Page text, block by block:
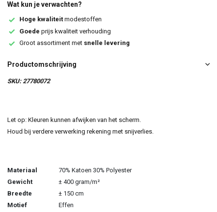
Wat kun je verwachten?
Hoge kwaliteit modestoffen
Goede prijs kwaliteit verhouding
Groot assortiment met snelle levering
Productomschrijving
SKU: 27780072
Let op: Kleuren kunnen afwijken van het scherm.
Houd bij verdere verwerking rekening met snijverlies.
Materiaal
70% Katoen 30% Polyester
Gewicht
± 400 gram/m²
Breedte
± 150 cm
Motief
Effen